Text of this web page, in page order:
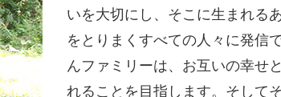
いを大切にし、そこに生まれる
をとりまくすべての人々に発信
んファミリーは、お互いの幸せ
れることを目指します。そして